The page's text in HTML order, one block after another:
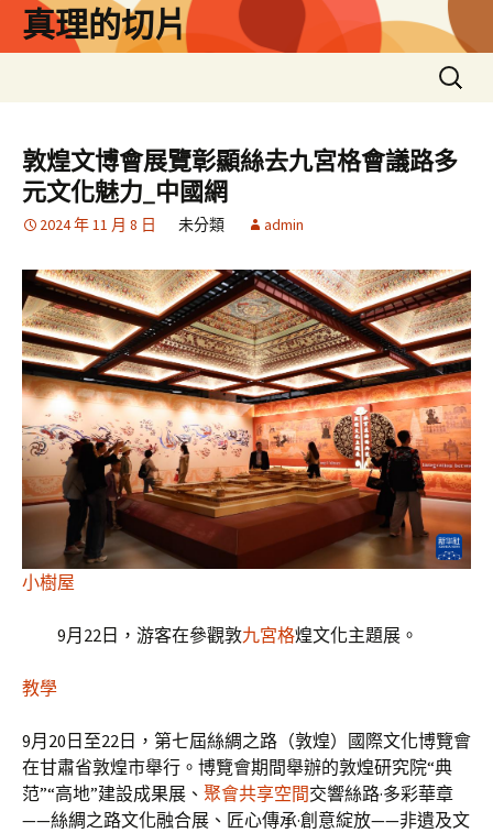
真理的切片
搜
尋
鍵
字:
敦煌文博會展覽彰顯絲去九宮格會議路多
元文化魅力_中國網
2024 年 11 月 8 日 未分類 admin
小樹屋
9月22日，游客在參觀敦九宮格煌文化主題展。
教學
9月20日至22日，第七屆絲綢之路（敦煌）國際文化博覽會
在甘肅省敦煌市舉行。博覽會期間舉辦的敦煌研究院“典
范”“高地”建設成果展、 聚會共享空間交響絲路·多彩華章
——絲綢之路文化融合展、匠心傳承·創意綻放——非遺及文